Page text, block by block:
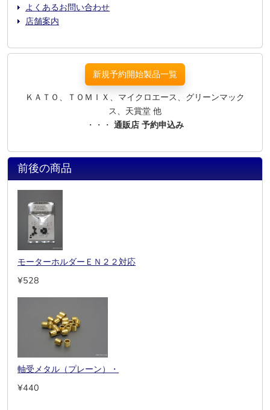
よくあるお問い合わせ
店舗案内
新規予約開始製品一覧
ＫＡＴＯ、ＴＯＭＩＸ、マイクロエース、グリーンマック
ス、天賞堂 他
・・・ 通販店 予約申込み
前後の商品
モーターホルダーＥＮ２２対応
¥528
軸受メタル（プレーン）・
¥440